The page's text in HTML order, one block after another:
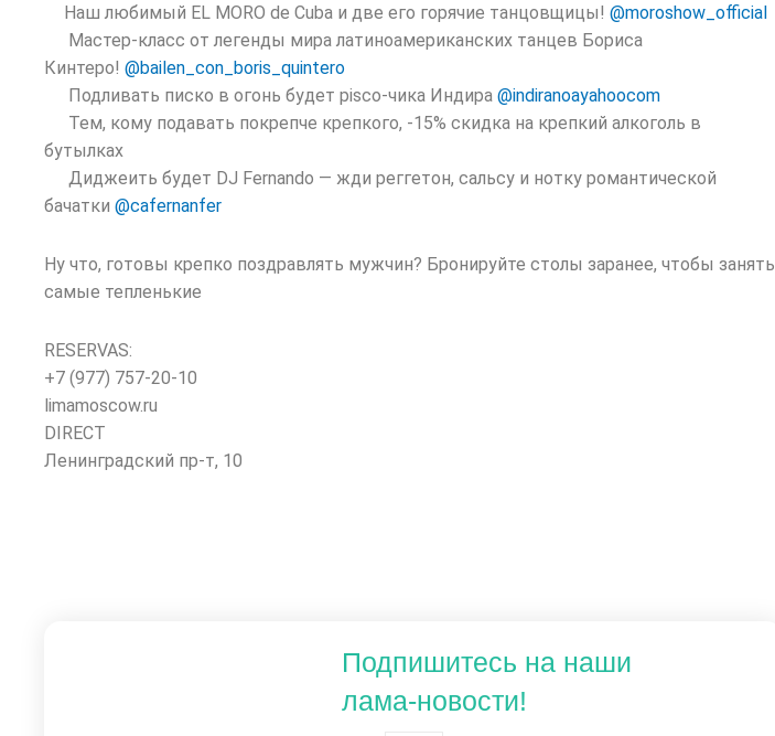
Наш любимый EL MORO de Cuba и две его горячие танцовщицы!@moroshow_official
Мастер-класс от легенды мира латиноамериканских танцев Бориса
Кинтеро! @bailen_con_boris_quintero
Подливать писко в огонь будет pisco-чика Индира@indiranoayahoocom
Тем, кому подавать покрепче крепкого, -15% скидка на крепкий алкоголь в
бутылках
Диджеить будет DJ Fernando — жди реггетон, сальсу и нотку романтической
бачатки @cafernanfer
Ну что, готовы крепко поздравлять мужчин? Бронируйте столы заранее, чтобы занять
самые тепленькие
RESERVAS:
+7 (977) 757-20-10
limamoscow.ru
DIRECT
Ленинградский пр-т, 10
Подпишитесь на наши
лама-новости!